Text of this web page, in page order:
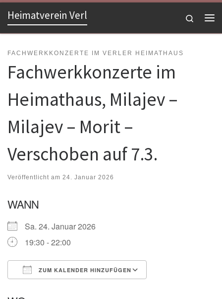
Zum Inhalt springen
Heimatverein Verl
Search
FACHWERKKONZERTE IM VERLER HEIMATHAUS
Fachwerkkonzerte im
Heimathaus, Milajev –
Milajev – Morit –
Verschoben auf 7.3.
Veröffentlicht am 24. Januar 2026
WANN
Sa. 24. Januar 2026
19:30 - 22:00
ZUM KALENDER HINZUFÜGEN